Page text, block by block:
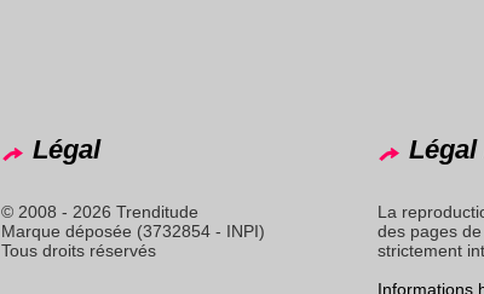
Légal
© 2008 - 2026 Trenditude
Marque déposée (3732854 - INPI)
Tous droits réservés
Légal
La
des pages
strictement
Informations